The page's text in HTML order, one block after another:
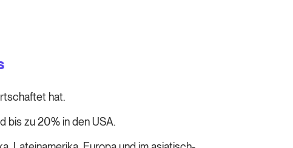
hat.
bis zu 20% in den USA.